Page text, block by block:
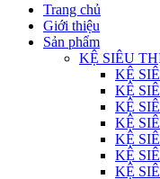
Trang chủ
Giới thiệu
Sản phẩm
KỆ SIÊU
KỆ
KỆ
KỆ
KỆ
KỆ
KỆ
KỆ